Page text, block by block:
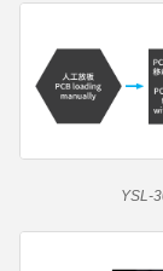
YSL-